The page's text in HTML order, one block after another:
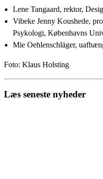
Lene Tangaard, rektor,
Vibeke Jenny Koushede,
Psykologi, Københavns
Mie Oehlenschläger,
Foto: Klaus Holsting
Læs seneste nyheder